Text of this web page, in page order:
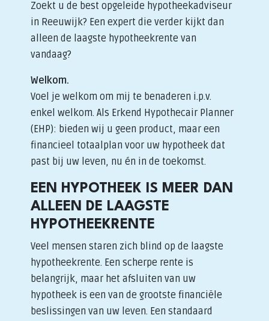
Zoekt u de best opgeleide hypotheekadviseur
in Reeuwijk? Een expert die verder kijkt dan
alleen de laagste hypotheekrente van
vandaag?
Welkom.
Voel je welkom om mij te benaderen i.p.v.
enkel welkom. Als Erkend Hypothecair Planner
(EHP): bieden wij u geen product, maar een
financieel totaalplan voor uw hypotheek dat
past bij uw leven, nu én in de toekomst.
EEN HYPOTHEEK IS MEER DAN
ALLEEN DE LAAGSTE
HYPOTHEEKRENTE
Veel mensen staren zich blind op de laagste
hypotheekrente. Een scherpe rente is
belangrijk, maar het afsluiten van uw
hypotheek is een van de grootste financiële
beslissingen van uw leven. Een standaard